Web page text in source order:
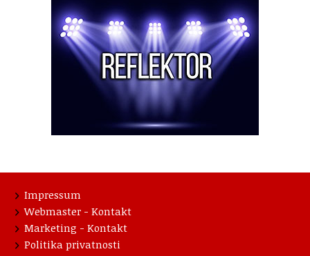
Impressum
Webmaster - Kontakt
Marketing - Kontakt
Politika privatnosti